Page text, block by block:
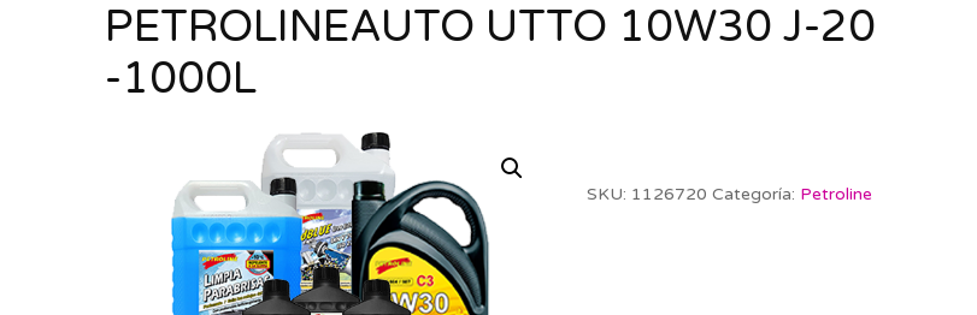
PETROLINEAUTO UTTO 10W30 J-20
-1000L
SKU: 1126720 Categoría: Petroline